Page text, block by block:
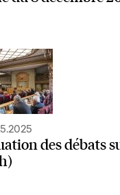
des débats